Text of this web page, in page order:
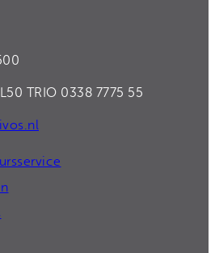
TRIO 0338 7775 55